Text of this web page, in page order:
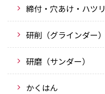
締付・穴あけ・ハツリ
研削（グラインダー）
研磨（サンダー）
かくはん